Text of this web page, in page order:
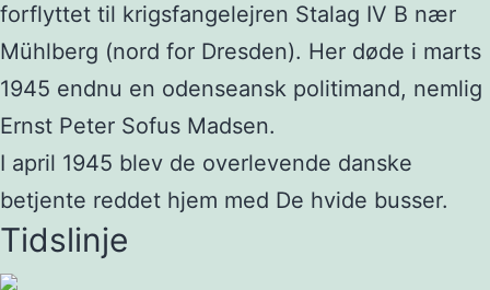
forflyttet til krigsfangelejren Stalag IV B nær
Mühlberg (nord for Dresden). Her døde i marts
1945 endnu en odenseansk politimand, nemlig
Ernst Peter Sofus Madsen.
I april 1945 blev de overlevende danske
betjente reddet hjem med De hvide busser.
Tidslinje